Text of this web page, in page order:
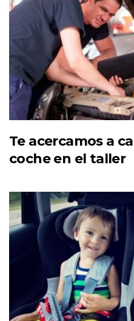
Te acercamos a
coche en el taller